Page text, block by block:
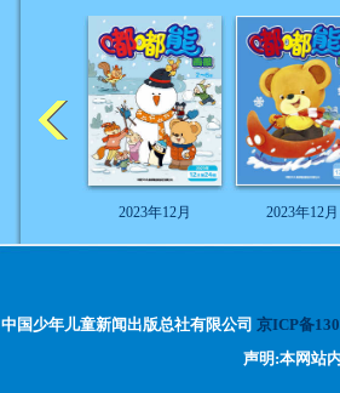
2023年12月 2023年12月
中国少年儿童新闻出版总社有限公司 京ICP备
声明:本网站